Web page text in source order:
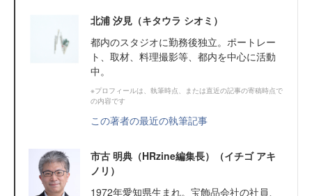
北浦 汐見（キタウラ シオミ）
都内のスタジオに勤務後独立。ポートレー
ト、取材、料理撮影等、都内を中心に活動
中。
※プロフィールは、執筆時点、または直近の記事の寄稿時点で
の内容です
この著者の最近の執筆記事
市古 明典（HRzine編集長）（イチゴ アキ
ノリ）
1972年愛知県生まれ。宝飾品会社の社員、